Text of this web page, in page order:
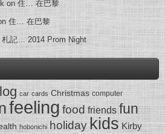
on住… 在巴黎
住… 在巴黎
札記… 2014 Prom Night
car cards Christmas computer
feelingfood friends fun
hobonichi holiday kids Kirby